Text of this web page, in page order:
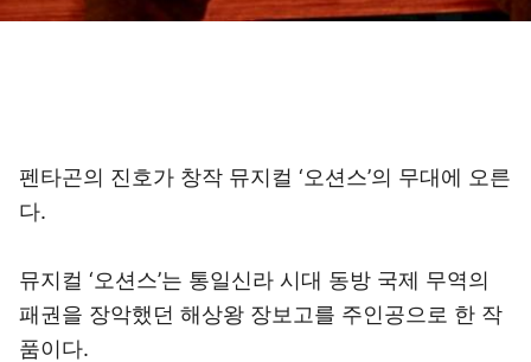
펜타곤의 진호가 창작 뮤지컬 ‘오션스’의 무대에 오른
다.
뮤지컬 ‘오션스’는 통일신라 시대 동방 국제 무역의
패권을 장악했던 해상왕 장보고를 주인공으로 한 작
품이다.